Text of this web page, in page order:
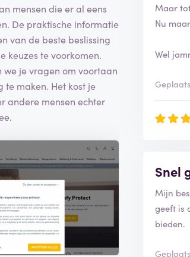
mensen die er al eens
De praktische informatie
van de beste beslissing
keuzes te voorkomen.
je vragen om voortaan
te maken. Het kost je
andere mensen echter
Maar
Nu
Wel
Snel
Mijn
geeft is
bieden.